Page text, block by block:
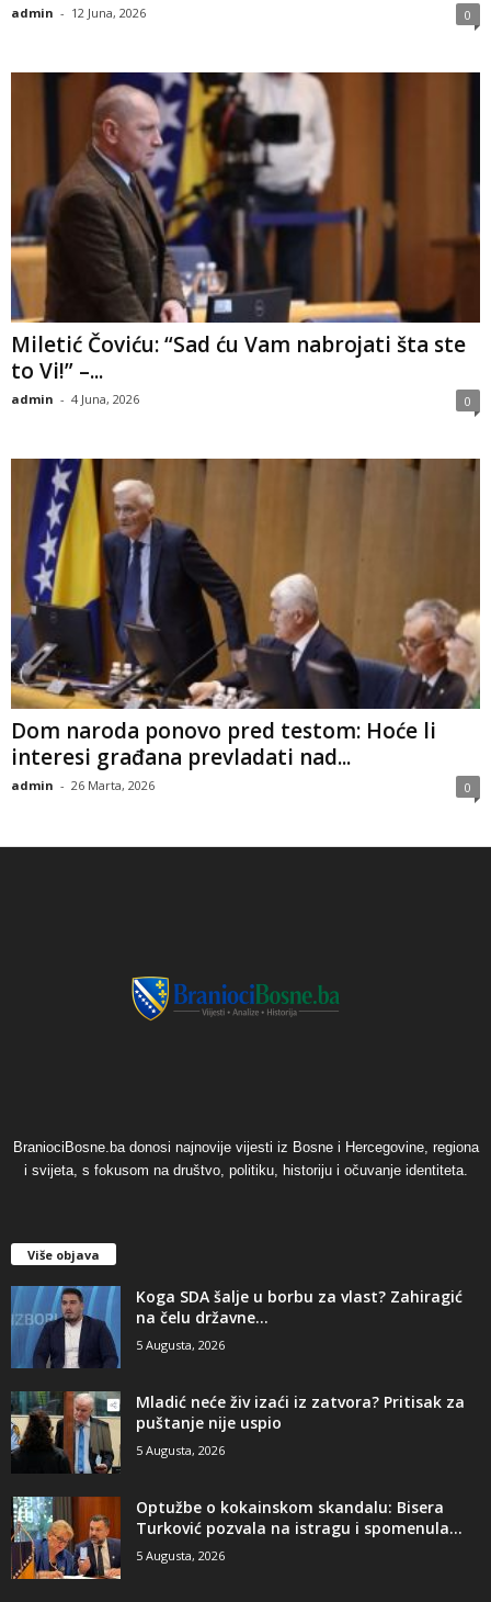
admin - 12 Juna, 2026 0
​Miletić Čoviću: “Sad ću Vam nabrojati šta ste
to Vi!” –...
admin - 4 Juna, 2026 0
​Dom naroda ponovo pred testom: Hoće li
interesi građana prevladati nad...
admin - 26 Marta, 2026 0
BraniociBosne.ba donosi najnovije vijesti iz Bosne i Hercegovine, regiona
i svijeta, s fokusom na društvo, politiku, historiju i očuvanje identiteta.
Više objava
​Koga SDA šalje u borbu za vlast? Zahiragić
na čelu državne...
5 Augusta, 2026
​Mladić neće živ izaći iz zatvora? Pritisak za
puštanje nije uspio
5 Augusta, 2026
​Optužbe o kokainskom skandalu: Bisera
Turković pozvala na istragu i spomenula...
5 Augusta, 2026